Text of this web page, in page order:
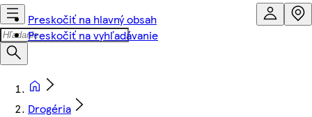
Preskočiť na hlavný obsah
Preskočiť na vyhľadávanie
Drogéria